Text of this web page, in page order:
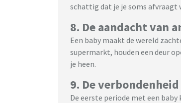
schattig dat je je soms afvraagt
8. De aandacht van
Een baby maakt de wereld
supermarkt, houden een deur
je heen.
9. De
De eerste periode met een